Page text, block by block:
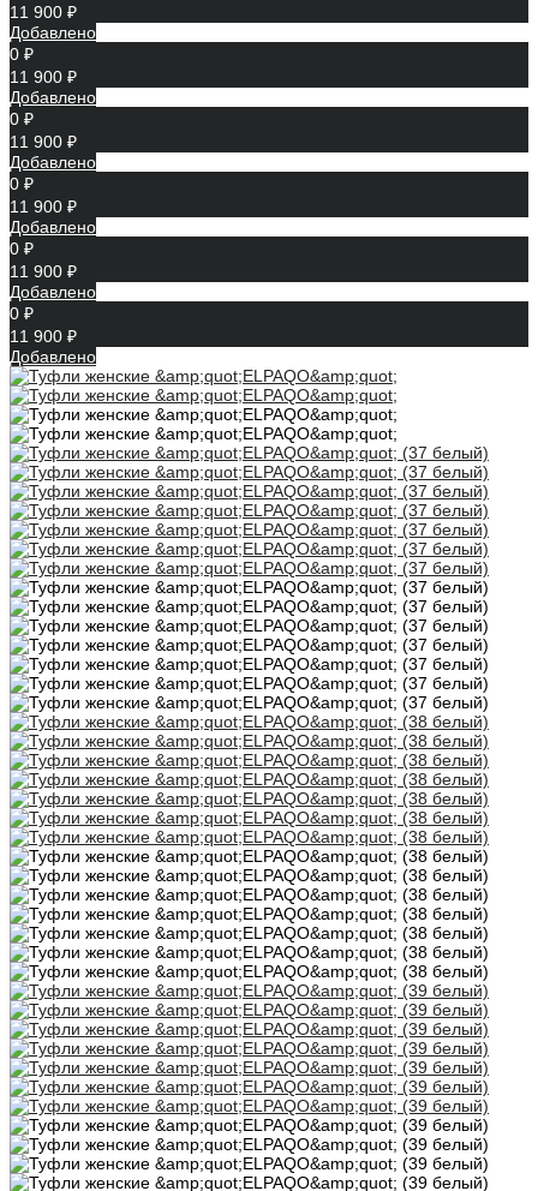
11 900 ₽
Добавлено
0 ₽
11 900 ₽
Добавлено
0 ₽
11 900 ₽
Добавлено
0 ₽
11 900 ₽
Добавлено
0 ₽
11 900 ₽
Добавлено
0 ₽
11 900 ₽
Добавлено